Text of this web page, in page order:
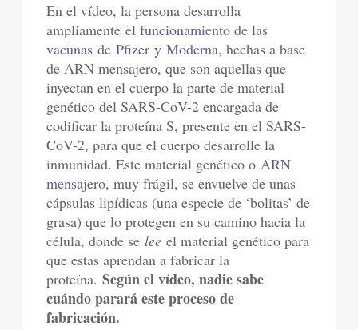
En el vídeo, la persona desarrolla
ampliamenteel funcionamiento de las
vacunas dePfizer yModerna, hechas a base
de ARN mensajero, que son aquellas que
inyectan en el cuerpo la parte de material
genético del SARS-CoV-2 encargada de
codificar la proteína S, presente en el SARS-
CoV-2, para que el cuerpo desarrolle la
inmunidad. Este material genético oARN
mensajero, muy frágil, se envuelve de unas
cápsulas lipídicas (una especie de ‘bolitas’ de
grasa) que lo protegen en su camino hacia la
célula, donde selee el material genético para
que estas aprendan a fabricar la
proteína.Según el vídeo, nadie sabe
cuándo parará este proceso de
fabricación.